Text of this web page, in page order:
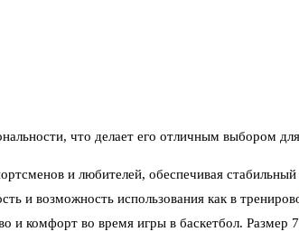
что делает его отличным выбором
и любителей, обеспечивая
и возможность использования как в
и комфорт во время игры в баскетбол. Размер